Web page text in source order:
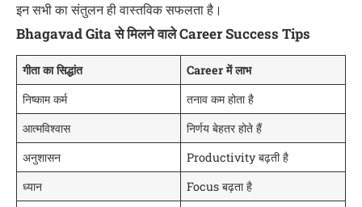
इन सभी का संतुलन ही वास्तविक सफलता है।
Bhagavad Gita से मिलने वाले Career Success Tips
गीता का सिद्धांत
Career में लाभ
निष्काम कर्म
तनाव कम होता है
आत्मविश्वास
निर्णय बेहतर होते हैं
अनुशासन
Productivity बढ़ती है
ध्यान
Focus बढ़ता है